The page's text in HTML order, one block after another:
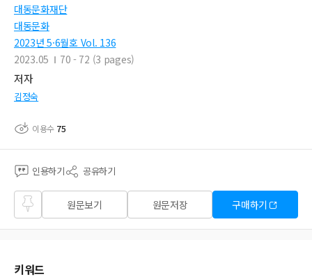
대동문화재단
대동문화
2023년 5·6월호 Vol. 136
2023.05
70 - 72 (3 pages)
저자
김정숙
이용수 75
인용하기 공유하기
즐겨
찾기
원문보기 원문저장 구매하기
키워드